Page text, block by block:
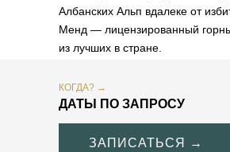
Албанских Альп вдалеке от
Менд — лицензированный
из лучших в стране.
ЗАПИСАТЬСЯ →
ДАТЫ ПО ЗАПРОСУ
КОГДА? →